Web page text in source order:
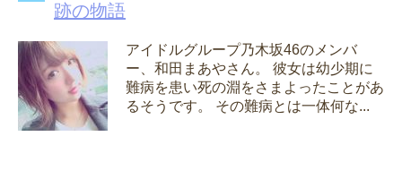
跡の物語
アイドルグループ乃木坂46のメンバ
ー、和田まあやさん。 彼女は幼少期に
難病を患い死の淵をさまよったことがあ
るそうです。 その難病とは一体何な...